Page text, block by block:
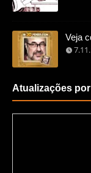
Veja
Atualizações por